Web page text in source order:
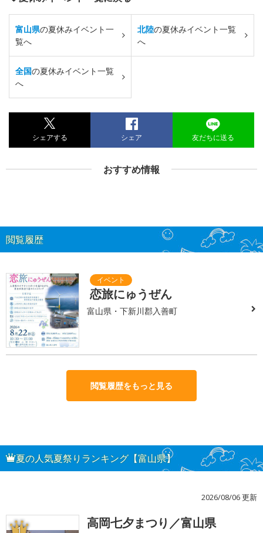
富山県の夏休みイベント一
覧へ
北陸の夏休みイベント一覧
へ
全国の夏休みイベント一覧
へ
シェアする シェア 友だちに送る
おすすめ情報
閲覧履歴
恋旅にゅうぜん
富山県・下新川郡入善町
閲覧履歴をもっと見る
夏の人気夏祭りランキング【富山県】
2026/08/06 更新
高岡七夕まつり／富山県